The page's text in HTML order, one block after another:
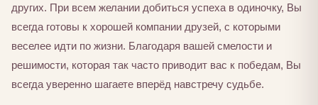
других. При всем желании добиться успеха в одиночку, Вы
всегда готовы к хорошей компании друзей, с которыми
веселее идти по жизни. Благодаря вашей смелости и
решимости, которая так часто приводит вас к победам, Вы
всегда уверенно шагаете вперёд навстречу судьбе.